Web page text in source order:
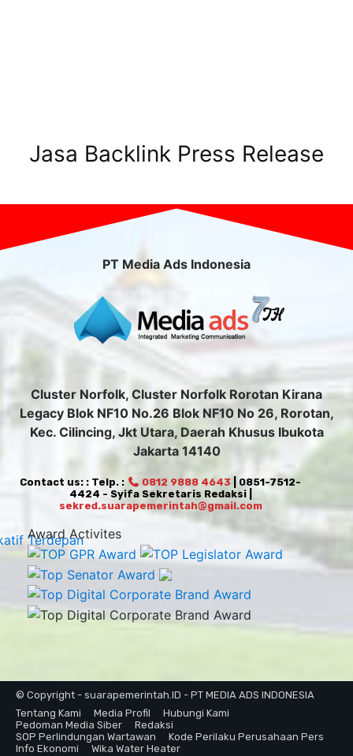
Jasa Backlink Press Release
PT Media Ads Indonesia
Cluster Norfolk, Cluster Norfolk Rorotan Kirana
Legacy Blok NF10 No.26 Blok NF10 No 26, Rorotan,
Kec. Cilincing, Jkt Utara, Daerah Khusus Ibukota
Jakarta 14140
Contact us: : Telp. : 0812 9888 4643 | 0851-7512-
4424 - Syifa Sekretaris Redaksi |
sekred.suarapemerintah@gmail.com
Award Activites
© Copyright - suarapemerintah.ID - PT MEDIA ADS INDONESIA
Tentang Kami
Media Profil
Hubungi Kami
Pedoman Media Siber
Redaksi
SOP Perlindungan Wartawan
Kode Perilaku Perusahaan Pers
Info Ekonomi
Wika Water Heater